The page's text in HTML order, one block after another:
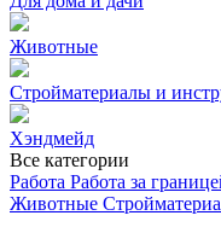
Животные
Стройматериалы и
Хэндмейд
Все категории
Работа Работа за
Животные